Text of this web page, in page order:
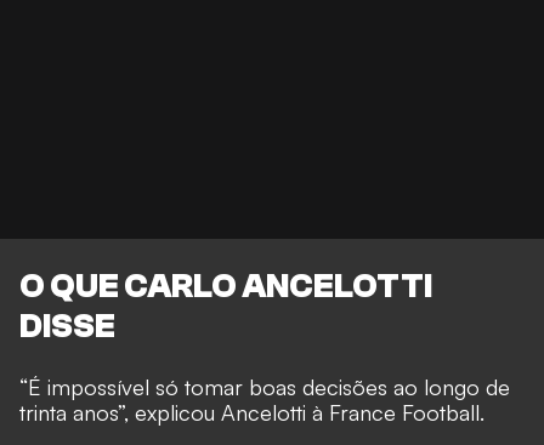
O QUE CARLO ANCELOTTI
DISSE
“É impossível só tomar boas decisões ao longo de
trinta anos”, explicou Ancelotti à France Football.